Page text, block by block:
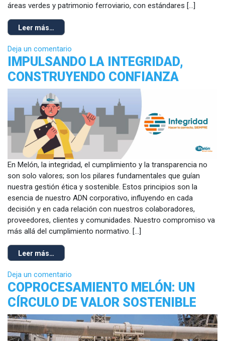
áreas verdes y patrimonio ferroviario, con estándares […]
Leer más…
Deja un comentario
IMPULSANDO LA INTEGRIDAD,
CONSTRUYENDO CONFIANZA
En Melón, la integridad, el cumplimiento y la transparencia no
son solo valores; son los pilares fundamentales que guían
nuestra gestión ética y sostenible. Estos principios son la
esencia de nuestro ADN corporativo, influyendo en cada
decisión y en cada relación con nuestros colaboradores,
proveedores, clientes y comunidades. Nuestro compromiso va
más allá del cumplimiento normativo. […]
Leer más…
Deja un comentario
COPROCESAMIENTO MELÓN: UN
CÍRCULO DE VALOR SOSTENIBLE